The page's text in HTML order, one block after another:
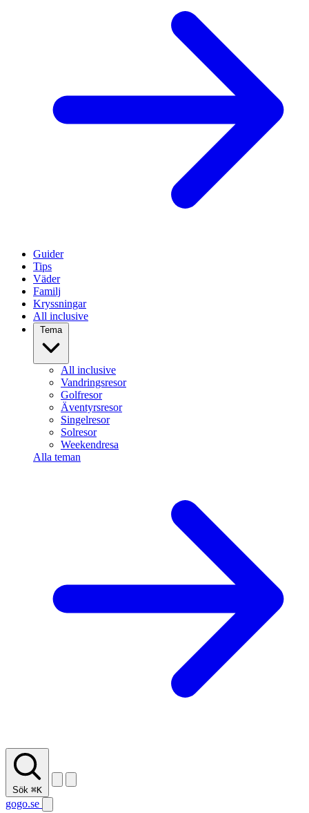
Guider
Tips
Väder
Familj
Kryssningar
All inclusive
Tema
All inclusive
Vandringsresor
Golfresor
Äventyrsresor
Singelresor
Solresor
Weekendresa
Alla teman
Sök ⌘K
gogo.se